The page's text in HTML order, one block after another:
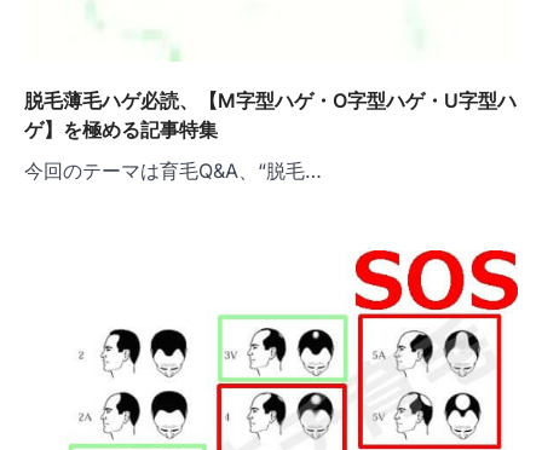
脱毛薄毛ハゲ必読、【M字型ハゲ・O字型ハゲ・U字型ハ
ゲ】を極める記事特集
今回のテーマは育毛Q&A、“脱毛…